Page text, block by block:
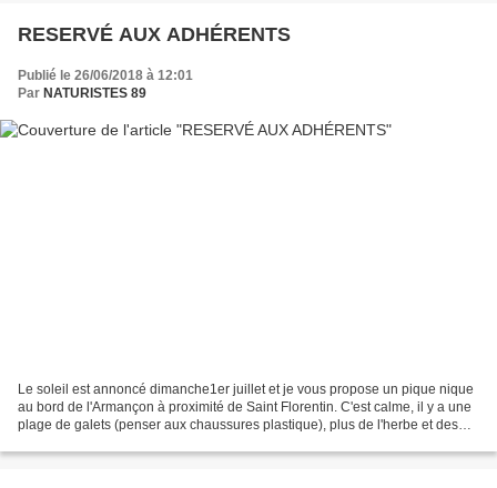
RESERVÉ AUX ADHÉRENTS
Publié le 26/06/2018 à 12:01
Par NATURISTES 89
Le soleil est annoncé dimanche1er juillet et je vous propose un pique nique
au bord de l'Armançon à proximité de Saint Florentin. C'est calme, il y a une
plage de galets (penser aux chaussures plastique), plus de l'herbe et des